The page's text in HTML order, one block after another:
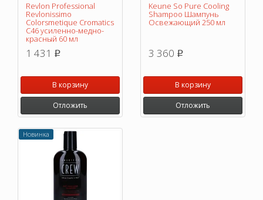
Revlon Professional
Revlonissimo
Colorsmetique Cromatics
C46 усиленно-медно-
красный 60 мл
1 431 p
В корзину
Отложить
Keune So Pure Cooling
Shampoo Шампунь
Освежающий 250 мл
3 360 p
В корзину
Отложить
Новинка